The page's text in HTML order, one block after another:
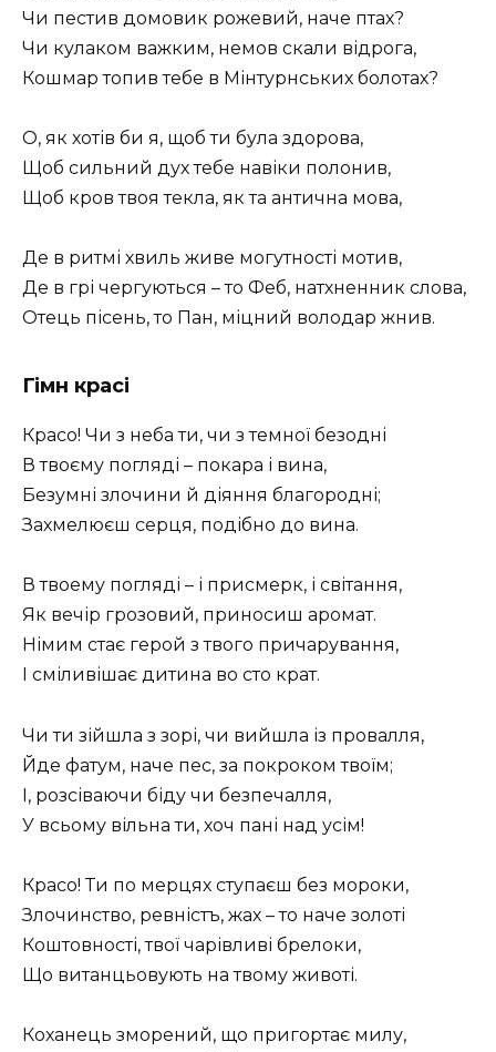
Чи пестив домовик рожевий, наче птах?
Чи кулаком важким, немов скали відрога,
Кошмар топив тебе в Мінтурнських болотах?
О, як хотів би я, щоб ти була здорова,
Щоб сильний дух тебе навіки полонив,
Щоб кров твоя текла, як та антична мова,
Де в ритмі хвиль живе могутності мотив,
Де в грі чергуються – то Феб, натхненник слова,
Отець пісень, то Пан, міцний володар жнив.
Гімн красі
Красо! Чи з неба ти, чи з темної безодні
В твоєму погляді – покара і вина,
Безумні злочини й діяння благородні;
Захмелюєш серця, подібно до вина.
В твоему погляді – і присмерк, і світання,
Як вечір грозовий, приносиш аромат.
Німим стає герой з твого причарування,
I сміливішає дитина во сто крат.
Чи ти зійшла з зорі, чи вийшла із провалля,
Йде фатум, наче пес, за покроком твоїм;
I, розсіваючи біду чи безпечалля,
У всьому вільна ти, хоч пані над усім!
Красо! Ти по мерцях ступаєш без мороки,
Злочинство, ревністъ, жах – то наче золоті
Коштовності, твої чарівливі брелоки,
Що витанцьовують на твому животі.
Коханець зморений, що пригортає милу,